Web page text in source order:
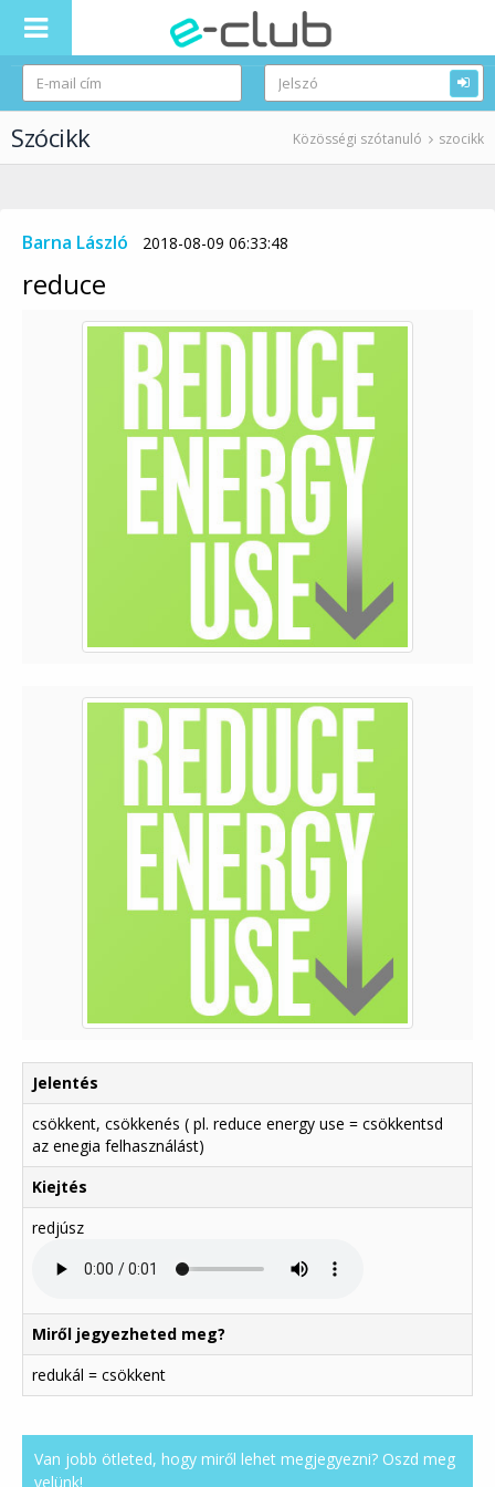
Szócikk Közösségi szótanuló szocikk
Barna László 2018-08-09 06:33:48
reduce
Jelentés
csökkent, csökkenés ( pl. reduce energy use = csökkentsd
az enegia felhasználást)
Kiejtés
redjúsz
Miről jegyezheted meg?
redukál = csökkent
Van jobb ötleted, hogy miről lehet megjegyezni? Oszd meg
velünk!